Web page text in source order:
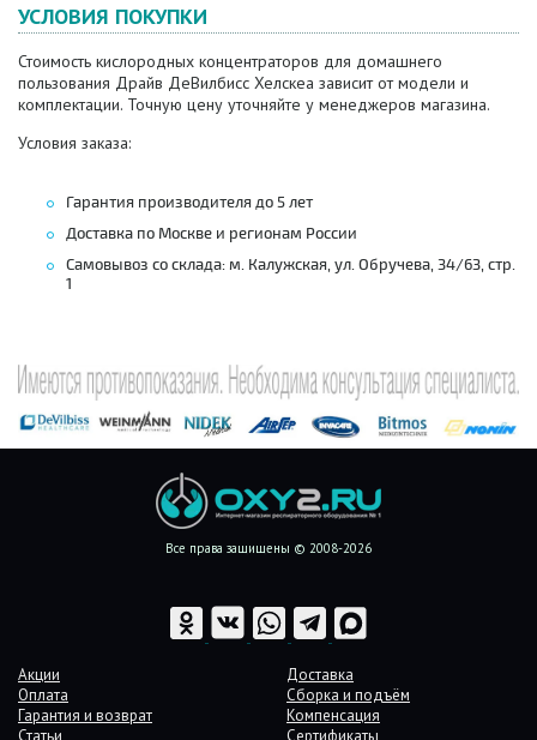
УСЛОВИЯ ПОКУПКИ
Стоимость кислородных концентраторов для домашнего
пользования Драйв ДеВилбисс Хелскеа зависит от модели и
комплектации. Точную цену уточняйте у менеджеров магазина.
Условия заказа:
Гарантия производителя до 5 лет
Доставка по Москве и регионам России
Самовывоз со склада: м. Калужская, ул. Обручева, 34/63, стр.
1
Все права защищены © 2008-2026
Акции
Доставка
Оплата
Сборка и подъём
Гарантия и возврат
Компенсация
Статьи
Сертификаты